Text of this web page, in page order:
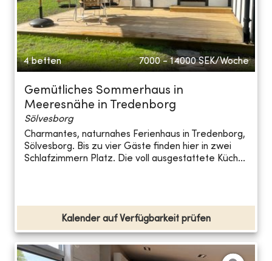
4 betten 7000 - 14000 SEK/Woche
Gemütliches Sommerhaus in
Meeresnähe in Tredenborg
Sölvesborg
Charmantes, naturnahes Ferienhaus in Tredenborg,
Sölvesborg. Bis zu vier Gäste finden hier in zwei
Schlafzimmern Platz. Die voll ausgestattete Küch...
Kalender auf Verfügbarkeit prüfen